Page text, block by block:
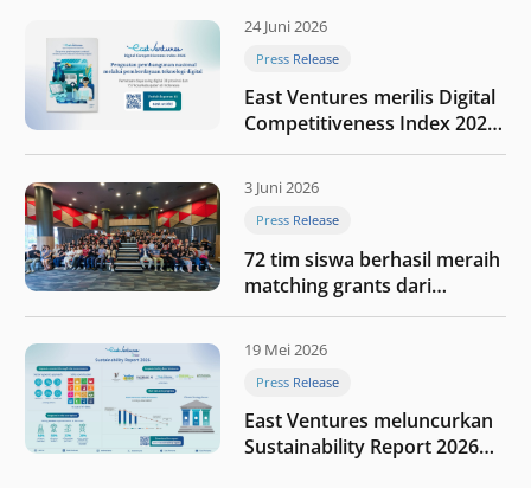
24 Juni 2026
Press Release
East Ventures merilis Digital
Competitiveness Index 2026,
menyoroti fase transformasi
digital Indonesia selanjutnya
3 Juni 2026
Press Release
72 tim siswa berhasil meraih
matching grants dari
program My First $1000
19 Mei 2026
Press Release
East Ventures meluncurkan
Sustainability Report 2026